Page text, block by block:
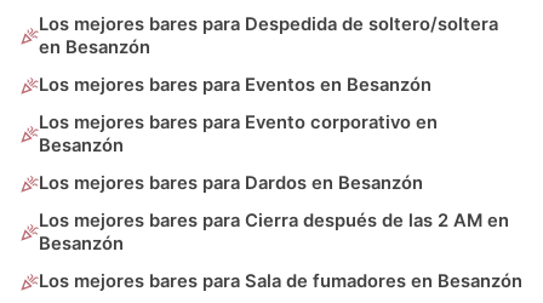
Los mejores bares para Despedida de soltero/soltera
en Besanzón
Los mejores bares para Eventos en Besanzón
Los mejores bares para Evento corporativo en
Besanzón
Los mejores bares para Dardos en Besanzón
Los mejores bares para Cierra después de las 2 AM en
Besanzón
Los mejores bares para Sala de fumadores en Besanzón